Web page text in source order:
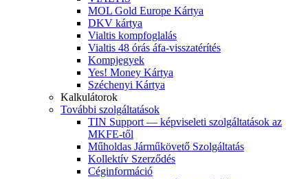
MOL Gold Europe Kártya
DKV kártya
Vialtis kompfoglalás
Vialtis 48 órás áfa-visszatérítés
Kompjegyek
Yes! Money Kártya
Széchenyi Kártya
Kalkulátorok
További szolgáltatások
TIN Support — képviseleti szolgáltatások az
MKFE-től
Műholdas Járműkövető Szolgáltatás
Kollektív Szerződés
Céginformáció